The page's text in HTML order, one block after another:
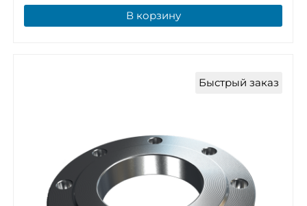
В корзину
Быстрый заказ